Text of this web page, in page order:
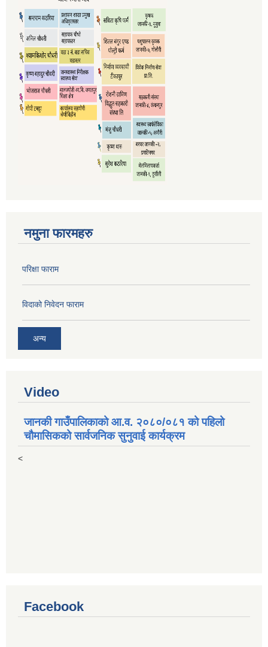
नमुना फारमहरु
परिक्षा फाराम
विदाको निवेदन फाराम
अन्य
Video
जानकी गाउँपालिकाको आ.व. २०८०/०८१ को पहिलो
चौमासिकको सार्वजनिक सुनुवाई कार्यक्रम
<
Facebook